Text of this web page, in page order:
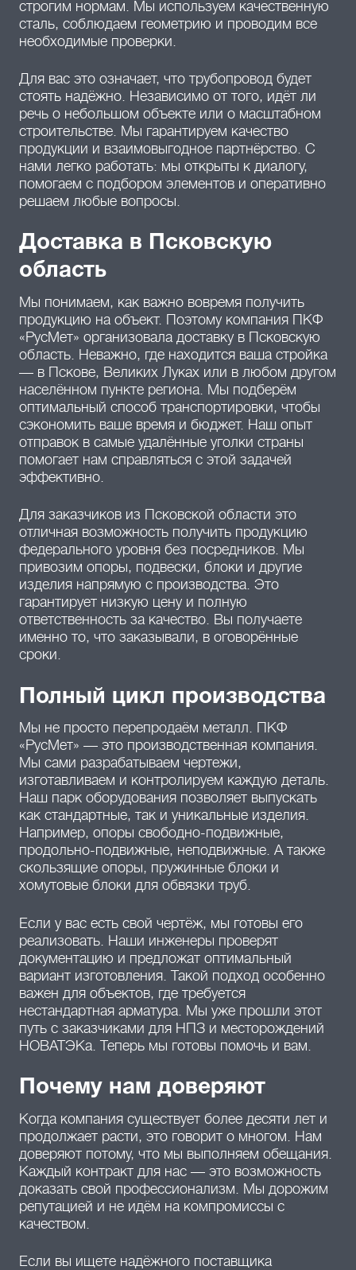
строгим нормам. Мы используем качественную
сталь, соблюдаем геометрию и проводим все
необходимые проверки.
Для вас это означает, что трубопровод будет
стоять надёжно. Независимо от того, идёт ли
речь о небольшом объекте или о масштабном
строительстве. Мы гарантируем качество
продукции и взаимовыгодное партнёрство. С
нами легко работать: мы открыты к диалогу,
помогаем с подбором элементов и оперативно
решаем любые вопросы.
Доставка в Псковскую
область
Мы понимаем, как важно вовремя получить
продукцию на объект. Поэтому компания ПКФ
«РусМет» организовала доставку в Псковскую
область. Неважно, где находится ваша стройка
— в Пскове, Великих Луках или в любом другом
населённом пункте региона. Мы подберём
оптимальный способ транспортировки, чтобы
сэкономить ваше время и бюджет. Наш опыт
отправок в самые удалённые уголки страны
помогает нам справляться с этой задачей
эффективно.
Для заказчиков из Псковской области это
отличная возможность получить продукцию
федерального уровня без посредников. Мы
привозим опоры, подвески, блоки и другие
изделия напрямую с производства. Это
гарантирует низкую цену и полную
ответственность за качество. Вы получаете
именно то, что заказывали, в оговорённые
сроки.
Полный цикл производства
Мы не просто перепродаём металл. ПКФ
«РусМет» — это производственная компания.
Мы сами разрабатываем чертежи,
изготавливаем и контролируем каждую деталь.
Наш парк оборудования позволяет выпускать
как стандартные, так и уникальные изделия.
Например, опоры свободно-подвижные,
продольно-подвижные, неподвижные. А также
скользящие опоры, пружинные блоки и
хомутовые блоки для обвязки труб.
Если у вас есть свой чертёж, мы готовы его
реализовать. Наши инженеры проверят
документацию и предложат оптимальный
вариант изготовления. Такой подход особенно
важен для объектов, где требуется
нестандартная арматура. Мы уже прошли этот
путь с заказчиками для НПЗ и месторождений
НОВАТЭКа. Теперь мы готовы помочь и вам.
Почему нам доверяют
Когда компания существует более десяти лет и
продолжает расти, это говорит о многом. Нам
доверяют потому, что мы выполняем обещания.
Каждый контракт для нас — это возможность
доказать свой профессионализм. Мы дорожим
репутацией и не идём на компромиссы с
качеством.
Если вы ищете надёжного поставщика